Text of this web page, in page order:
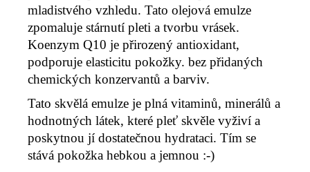
mladistvého vzhledu. Tato olejová emulze
zpomaluje stárnutí pleti a tvorbu vrásek.
Koenzym Q10 je přirozený antioxidant,
podporuje elasticitu pokožky. bez přidaných
chemických konzervantů a barviv.
Tato skvělá emulze je plná vitaminů, minerálů a
hodnotných látek, které pleť skvěle vyživí a
poskytnou jí dostatečnou hydrataci. Tím se
stává pokožka hebkou a jemnou :-)